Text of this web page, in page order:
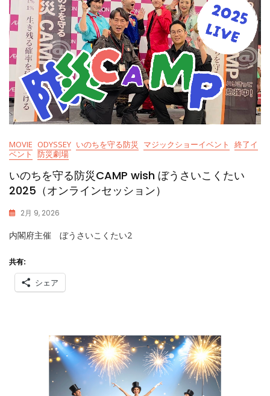
MOVIE ODYSSEY いのちを守る防災 マジックショーイベント
終了イ
ベント 防災劇場
いのちを守る防災CAMP wish ぼうさいこくたい
2025（オンラインセッション）
2月 9, 2026
A
内閣府主催 ぼうさいこくたい2
共有:
シェア